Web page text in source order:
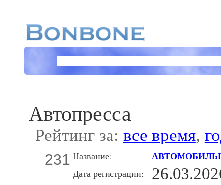
Автопресса
Рейтинг за: все время,
231 Название:
Дата регистрации: